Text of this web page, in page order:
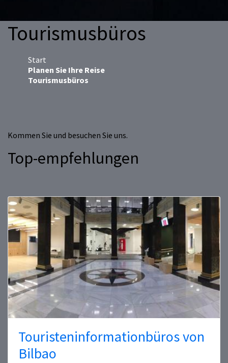
Tourismusbüros
Start
Planen Sie Ihre Reise
Tourismusbüros
Kommen Sie und besuchen Sie uns.
Top-empfehlungen
Touristeninformationbüros von
Bilbao